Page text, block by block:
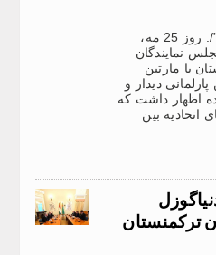
دوشنبه، 26.05.2026 /”خاور”/. روز 25 مه،
نمایندگان
با مارتین
دیدار و
اظهار داشت که
اتحادیه بین‌
ترکمنستان